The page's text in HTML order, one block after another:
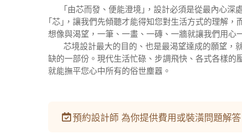
｢由芯而發、便能澄境｣，設計必須是從最內心深
｢芯｣，讓我們先傾聽才能得知您對生活方式的理解
想像與渴望，一筆、一畫、一磚、一牆就讓我們用心
芯境設計最大的目的、也是最渴望達成的願望，
缺的一部份。現代生活忙碌、步調飛快、各式各樣的
就能撫平您心中所有的俗世塵囂。
預約設計師 為你提供費用或裝潢問題解答